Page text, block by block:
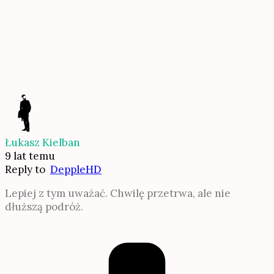
Łukasz Kielban
9 lat temu
Reply to DeppleHD
Lepiej z tym uważać. Chwilę przetrwa, ale nie
dłuższą podróż.